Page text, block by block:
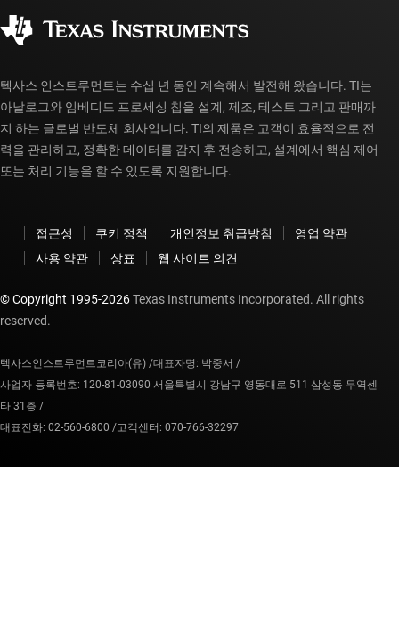
myTI 계정 FAQ
텍사스 인스트루먼트는 수십 년 동안 계속해서 발전해 왔습니다. TI는
아날로그와 임베디드 프로세싱 칩을 설계, 제조, 테스트 그리고 판매까
지 하는 글로벌 반도체 회사입니다. TI의 제품은 고객이 효율적으로 전
력을 관리하고, 정확한 데이터를 감지 후 전송하고, 설계에서 핵심 제어
또는 처리 기능을 할 수 있도록 지원합니다.
접근성 쿠키 정책 개인정보 취급방침
영업 약관
사용 약관
상표 웹 사이트 의견
© Copyright 1995-2026Texas Instruments Incorporated. All rights
reserved.
텍사스인스트루먼트코리아(유) /대표자명: 박중서 /
사업자 등록번호: 120-81-03090 서울특별시 강남구 영동대로 511 삼성동 무역센
타 31층 /
대표전화: 02-560-6800 /고객센터: 070-766-32297